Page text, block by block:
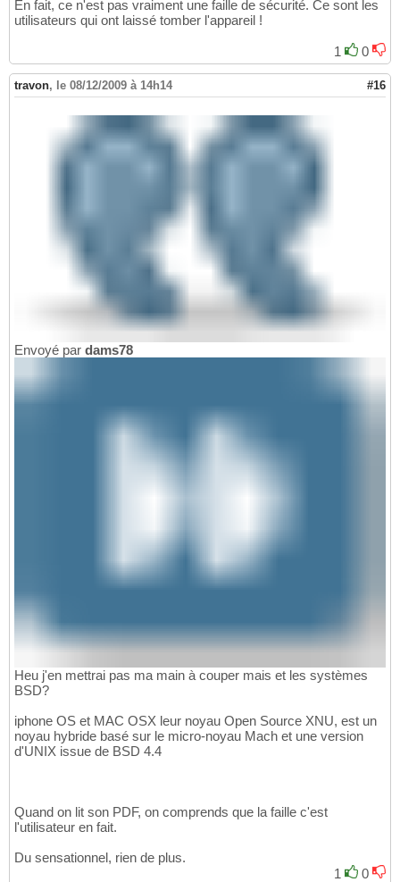
En fait, ce n'est pas vraiment une faille de sécurité. Ce sont les
utilisateurs qui ont laissé tomber l'appareil !
1 0
travon, le 08/12/2009 à 14h14 #16
Envoyé par dams78
Heu j'en mettrai pas ma main à couper mais et les systèmes
BSD?
iphone OS et MAC OSX leur noyau Open Source XNU, est un
noyau hybride basé sur le micro-noyau Mach et une version
d'UNIX issue de BSD 4.4
Quand on lit son PDF, on comprends que la faille c'est
l'utilisateur en fait.
Du sensationnel, rien de plus.
1
0